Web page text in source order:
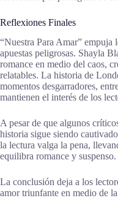
Reflexiones Finales
“Nuestra Para Amar” empuja
apuestas peligrosas. Shayla
romance en medio del caos,
relatables. La historia de
momentos desgarradores,
mantienen el interés de los
A pesar de que algunos
historia sigue siendo
la lectura valga la pena,
equilibra romance y suspenso.
La conclusión deja a los
amor triunfante en medio de